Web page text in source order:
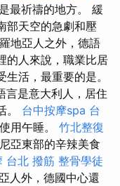
最祈禱的地方。 緩
部天空的急劇和壓
地亞人之外，德語
的人來說，職業比居
活，最重要的是。
言是意大利人，居住
。 台中按摩spa 台
用午睡。 竹北整復
亞東部的辛辣美食
台北 撥筋 整骨學徒
人外，德國中心還